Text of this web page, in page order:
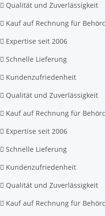
Qualität und Zuverlässigkeit
Kauf auf Rechnung für
Expertise seit 2006
Schnelle Lieferung
Kundenzufriedenheit
Qualität und Zuverlässigkeit
Kauf auf Rechnung für
Expertise seit 2006
Schnelle Lieferung
Kundenzufriedenheit
Qualität und Zuverlässigkeit
Kauf auf Rechnung für